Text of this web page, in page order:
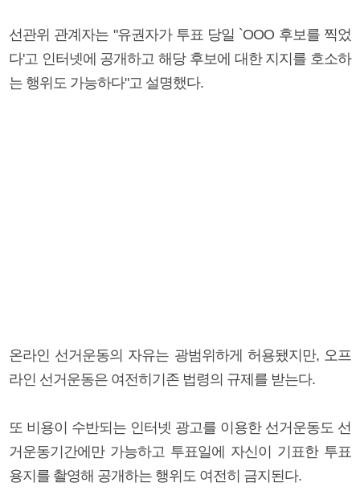
선관위 관계자는 "유권자가 투표 당일 `OOO 후보를 찍었
다'고 인터넷에 공개하고 해당 후보에 대한 지지를 호소하
는 행위도 가능하다"고 설명했다.
온라인 선거운동의 자유는 광범위하게 허용됐지만, 오프
라인 선거운동은 여전히기존 법령의 규제를 받는다.
또 비용이 수반되는 인터넷 광고를 이용한 선거운동도 선
거운동기간에만 가능하고 투표일에 자신이 기표한 투표
용지를 촬영해 공개하는 행위도 여전히 금지된다.